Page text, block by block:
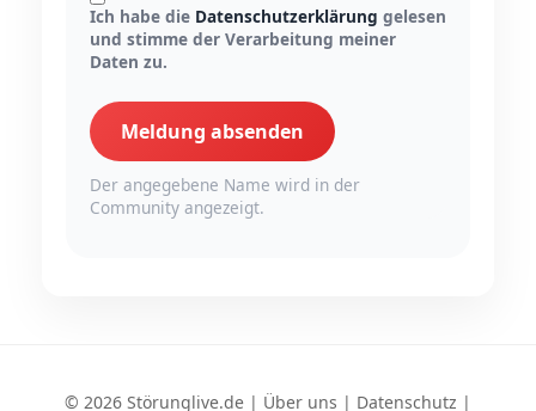
Ich habe die Datenschutzerklärung gelesen
und stimme der Verarbeitung meiner
Daten zu.
Meldung absenden
Der angegebene Name wird in der
Community angezeigt.
© 2026 Störunglive.de | Über uns | Datenschutz |